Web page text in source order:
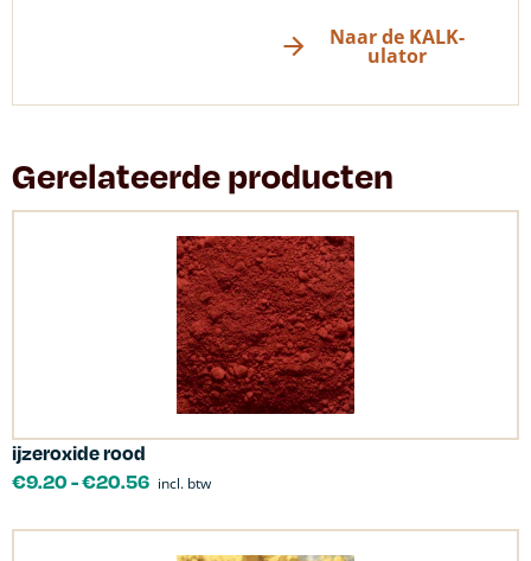
Naar de KALK-
ulator
Gerelateerde producten
ijzeroxide rood
€9.20-€20.56 incl. btw